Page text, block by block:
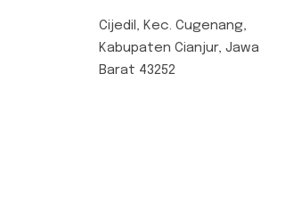
Cijedil, Kec. Cugenang,
Kabupaten Cianjur, Jawa
Barat 43252